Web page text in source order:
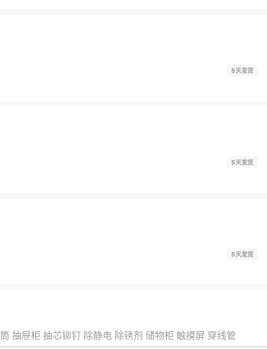
5天发货
5天发货
5天发货
抽屉柜 抽芯铆钉 除静电 除锈剂 储物柜 触摸屏 穿线管